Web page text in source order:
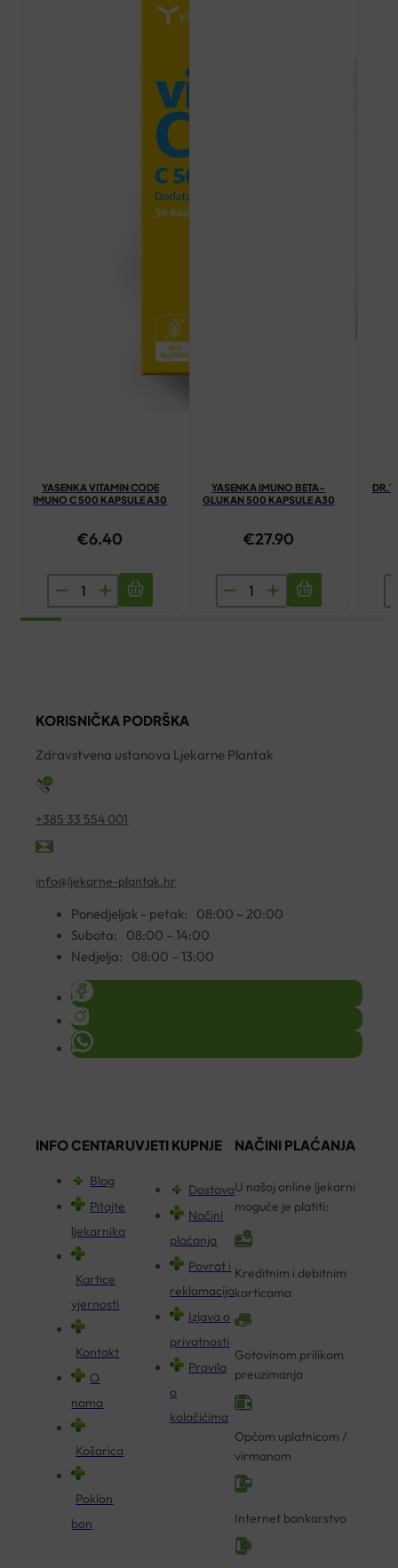
YASENKA VITAMIN CODE
IMUNO C 500 KAPSULE A30
€6.40
YASENKA
VITAMIN
KAPSULE
A30
YASENKA IMUNO BETA-
GLUKAN 500 KAPSULE A30
€27.90
YASENKA
IMUNO
količina
KORISNIČKA PODRŠKA
Zdravstvena ustanova Ljekarne Plantak
+385 33 554 001
info@ljekarne-plantak.hr
Ponedjeljak - petak:
08:00 – 20:00
Subota:
08:00 – 14:00
Nedjelja:
08:00 – 13:00
INFO CENTAR
Blog
Pitajte
ljekarnika
Kartice
vjernosti
Kontakt
O
nama
Košarica
Poklon
bon
UVJETI KUPNJE
Dostava
Načini
plaćanja
Povrat i
reklamacija
Izjava o
privatnosti
Pravila
o
kolačićima
NAČINI PLAĆANJA
U našoj online ljekarni
moguće je platiti:
Kreditnim i debitnim
karticama
Gotovinom prilikom
preuzimanja
Općom uplatnicom /
virmanom
Internet bankarstvo